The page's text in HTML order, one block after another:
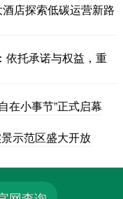
店探索低碳运营新路
依托承诺与权益，重
在小事节”正式启幕
景示范区盛大开放